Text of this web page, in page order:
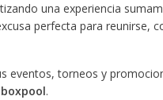
una experiencia
perfecta para reunirse,
eventos, torneos y
.